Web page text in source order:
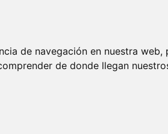
de navegación en nuestra
de donde llegan